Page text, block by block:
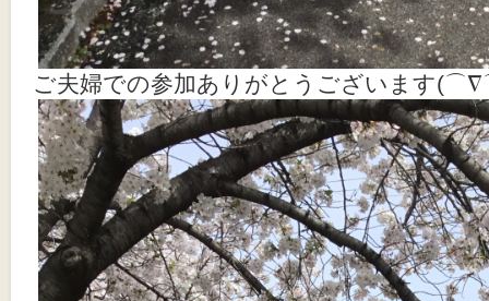
ご夫婦での参加ありがとうございます